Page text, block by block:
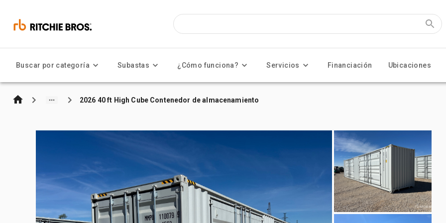
Buscar por categoría Subastas ¿Cómo funciona? Servicios Financiación Ubicaciones
2026 40 ft High Cube Contenedor de almacenamiento